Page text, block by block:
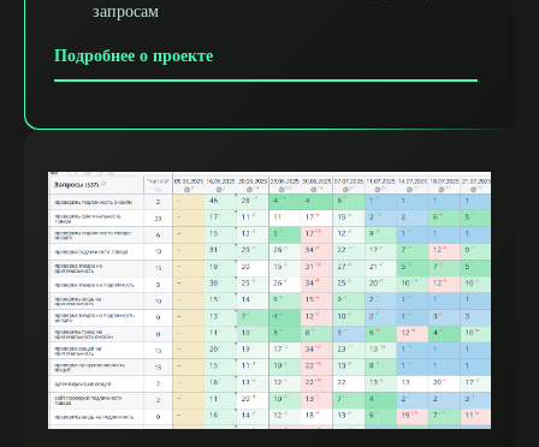
запросам
Подробнее о проекте